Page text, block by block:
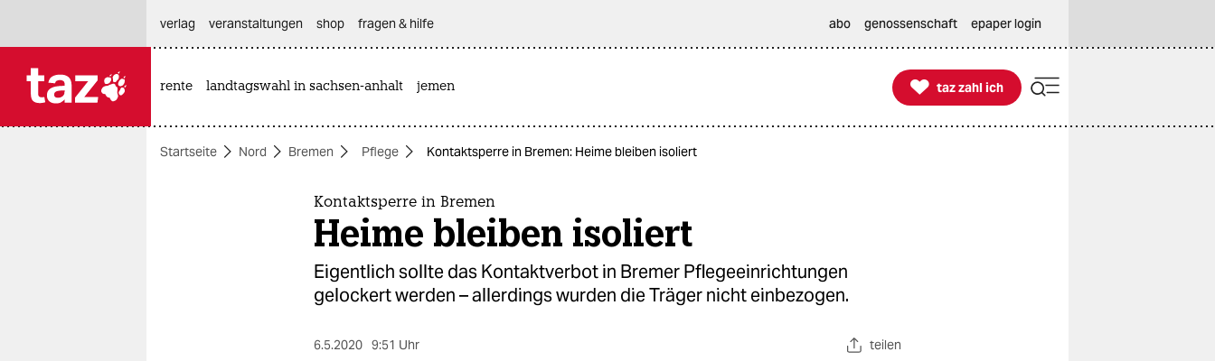
themen
verlag
veranstaltungen shop fragen & hilfe abo genossenschaft epaper login
rente landtagswahl in sachsen-anhalt jemen 
taz zahl ich
taz zahl ich
Startseite Nord Bremen Pflege Kontaktsperre in Bremen: Heime bleiben isoliert
Kontaktsperre in Bremen
Heime bleiben isoliert
Eigentlich sollte das Kontaktverbot in Bremer Pflegeeinrichtungen
gelockert werden – allerdings wurden die Träger nicht einbezogen.
6.5.2020 9:51 Uhr teilen